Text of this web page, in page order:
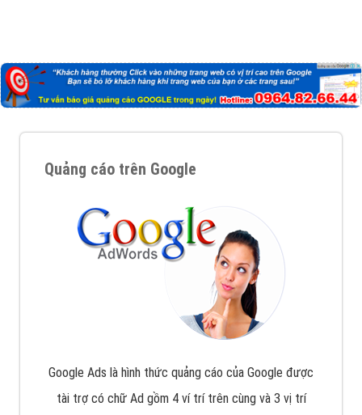
Quảng cáo trên Google
Google Ads là hình thức quảng cáo của Google được
tài trợ có chữ Ad gồm 4 ví trí trên cùng và 3 vị trí